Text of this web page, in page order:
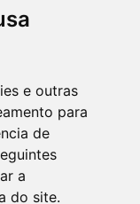
e outras
para
de
a
do site.
4.0
Curitiba-PR,